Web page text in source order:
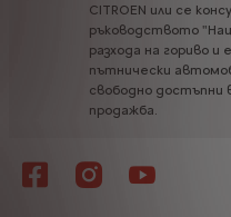
CITROEN или се
ръководството
разхода на гориво и
пътнически
свободно достъпни
продажба.